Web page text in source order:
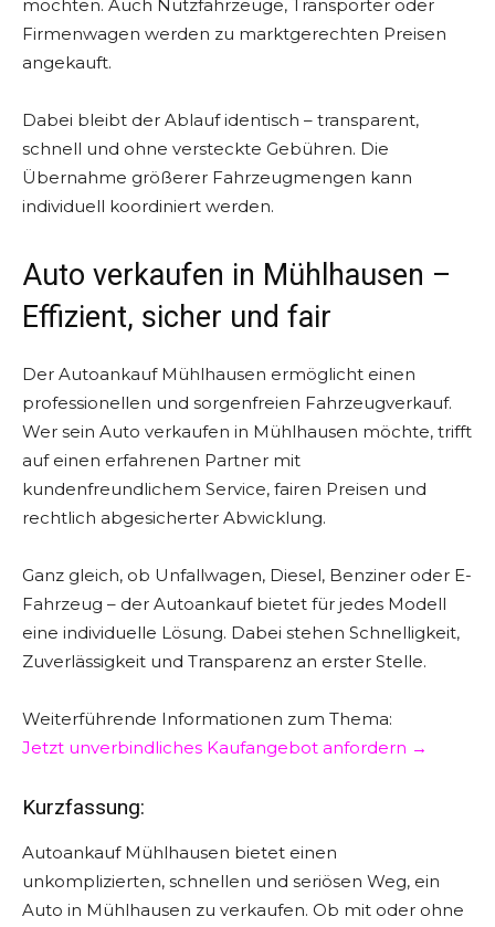
möchten. Auch Nutzfahrzeuge, Transporter oder
Firmenwagen werden zu marktgerechten Preisen
angekauft.
Dabei bleibt der Ablauf identisch – transparent,
schnell und ohne versteckte Gebühren. Die
Übernahme größerer Fahrzeugmengen kann
individuell koordiniert werden.
Auto verkaufen in Mühlhausen –
Effizient, sicher und fair
Der Autoankauf Mühlhausen ermöglicht einen
professionellen und sorgenfreien Fahrzeugverkauf.
Wer sein Auto verkaufen in Mühlhausen möchte, trifft
auf einen erfahrenen Partner mit
kundenfreundlichem Service, fairen Preisen und
rechtlich abgesicherter Abwicklung.
Ganz gleich, ob Unfallwagen, Diesel, Benziner oder E-
Fahrzeug – der Autoankauf bietet für jedes Modell
eine individuelle Lösung. Dabei stehen Schnelligkeit,
Zuverlässigkeit und Transparenz an erster Stelle.
Weiterführende Informationen zum Thema:
Jetzt unverbindliches Kaufangebot anfordern →
Kurzfassung:
Autoankauf Mühlhausen bietet einen
unkomplizierten, schnellen und seriösen Weg, ein
Auto in Mühlhausen zu verkaufen. Ob mit oder ohne